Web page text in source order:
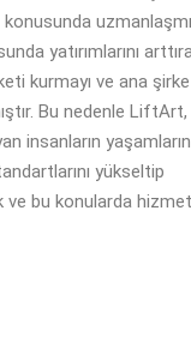
yatırımlarını
kurmayı ve ana
Bu nedenle LiftArt,
insanların
yükseltip
ve bu konularda hizmet